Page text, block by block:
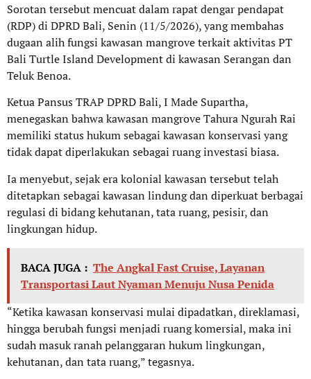
Sorotan tersebut mencuat dalam rapat dengar pendapat
(RDP) di DPRD Bali, Senin (11/5/2026), yang membahas
dugaan alih fungsi kawasan mangrove terkait aktivitas PT
Bali Turtle Island Development di kawasan Serangan dan
Teluk Benoa.
Ketua Pansus TRAP DPRD Bali, I Made Supartha,
menegaskan bahwa kawasan mangrove Tahura Ngurah Rai
memiliki status hukum sebagai kawasan konservasi yang
tidak dapat diperlakukan sebagai ruang investasi biasa.
Ia menyebut, sejak era kolonial kawasan tersebut telah
ditetapkan sebagai kawasan lindung dan diperkuat berbagai
regulasi di bidang kehutanan, tata ruang, pesisir, dan
lingkungan hidup.
BACA JUGA : The Angkal Fast Cruise, Layanan
Transportasi Laut Nyaman Menuju Nusa Penida
“Ketika kawasan konservasi mulai dipadatkan, direklamasi,
hingga berubah fungsi menjadi ruang komersial, maka ini
sudah masuk ranah pelanggaran hukum lingkungan,
kehutanan, dan tata ruang,” tegasnya.